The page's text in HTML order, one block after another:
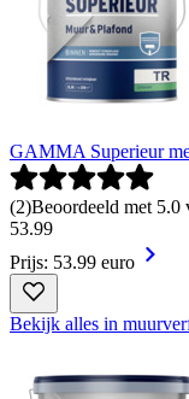
GAMMA Superieur
(2)Beoordeeld met 5.0
53.99
Prijs: 53.99 euro
Bekijk alles in